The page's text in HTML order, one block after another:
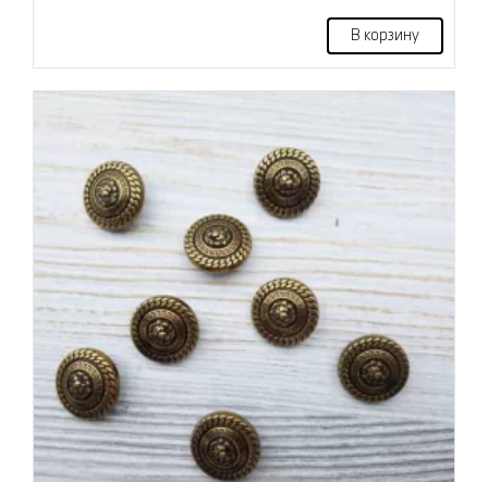
В корзину